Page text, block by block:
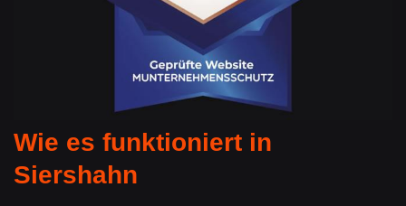
Wie es funktioniert in
Siershahn